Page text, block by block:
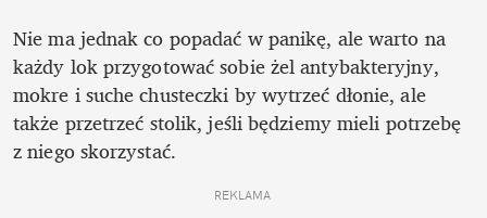
Nie ma jednak co popadać w panikę, ale warto na
każdy lok przygotować sobie żel antybakteryjny,
mokre i suche chusteczki by wytrzeć dłonie, ale
także przetrzeć stolik, jeśli będziemy mieli potrzebę
z niego skorzystać.
REKLAMA